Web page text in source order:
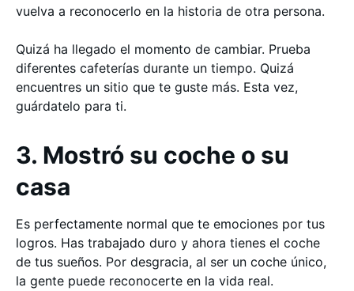
vuelva a reconocerlo en la historia de otra persona.
Quizá ha llegado el momento de cambiar. Prueba
diferentes cafeterías durante un tiempo. Quizá
encuentres un sitio que te guste más. Esta vez,
guárdatelo para ti.
3. Mostró su coche o su
casa
Es perfectamente normal que te emociones por tus
logros. Has trabajado duro y ahora tienes el coche
de tus sueños. Por desgracia, al ser un coche único,
la gente puede reconocerte en la vida real.